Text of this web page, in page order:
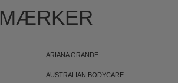
MÆRKER
ARIANA GRANDE
AUSTRALIAN BODYCARE